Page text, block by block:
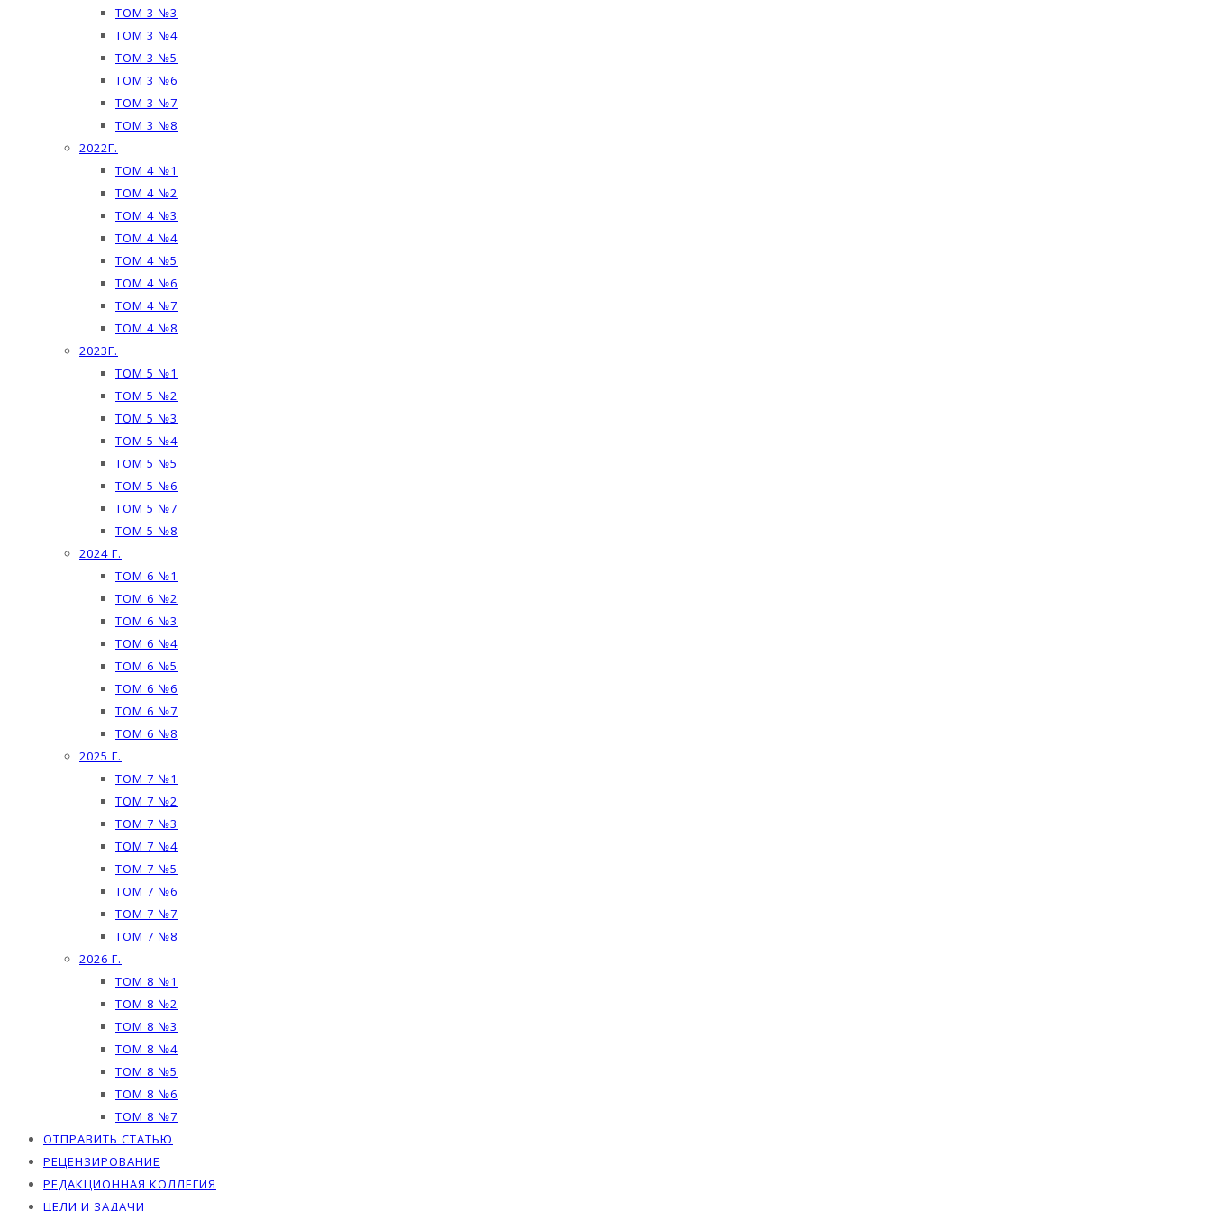
ТОМ 3 №3
ТОМ 3 №4
ТОМ 3 №5
ТОМ 3 №6
ТОМ 3 №7
ТОМ 3 №8
2022Г.
ТОМ 4 №1
ТОМ 4 №2
ТОМ 4 №3
ТОМ 4 №4
ТОМ 4 №5
ТОМ 4 №6
ТОМ 4 №7
ТОМ 4 №8
2023Г.
ТОМ 5 №1
ТОМ 5 №2
ТОМ 5 №3
ТОМ 5 №4
ТОМ 5 №5
ТОМ 5 №6
ТОМ 5 №7
ТОМ 5 №8
2024 Г.
ТОМ 6 №1
ТОМ 6 №2
ТОМ 6 №3
ТОМ 6 №4
ТОМ 6 №5
ТОМ 6 №6
ТОМ 6 №7
ТОМ 6 №8
2025 Г.
ТОМ 7 №1
ТОМ 7 №2
ТОМ 7 №3
ТОМ 7 №4
ТОМ 7 №5
ТОМ 7 №6
ТОМ 7 №7
ТОМ 7 №8
2026 Г.
ТОМ 8 №1
ТОМ 8 №2
ТОМ 8 №3
ТОМ 8 №4
ТОМ 8 №5
ТОМ 8 №6
ТОМ 8 №7
ОТПРАВИТЬ СТАТЬЮ
РЕЦЕНЗИРОВАНИЕ
РЕДАКЦИОННАЯ КОЛЛЕГИЯ
ЦЕЛИ И ЗАДАЧИ